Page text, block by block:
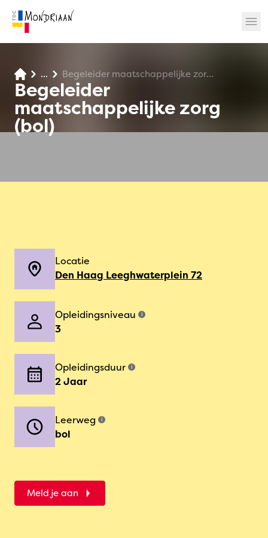
🎉 ... Begeleider maatschappelijke zorg (bol)
Begeleider
maatschappelijke zorg
(bol)
Locatie
Den Haag Leeghwaterplein 72
Opleidingsniveau i
3
Opleidingsduur i
2 Jaar
Leerweg i
bol
Meld je aan